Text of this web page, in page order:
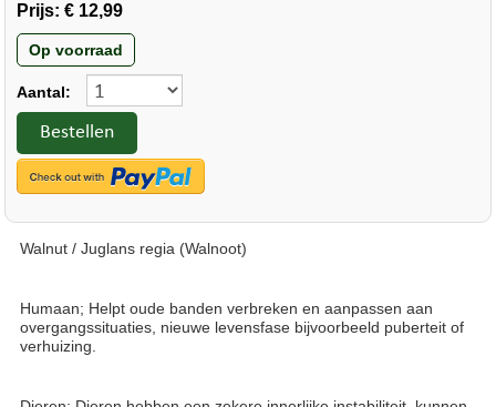
Prijs: € 12,99
Op voorraad
Aantal:
Bestellen
Walnut / Juglans regia (Walnoot)
Humaan; Helpt oude banden verbreken en aanpassen aan
overgangssituaties, nieuwe levensfase bijvoorbeeld puberteit of
verhuizing.